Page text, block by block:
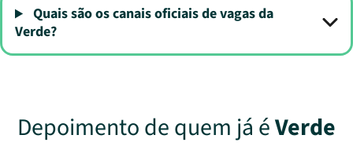
Quais são os canais oficiais de vagas da
Verde?
Depoimento de quem já éVerde